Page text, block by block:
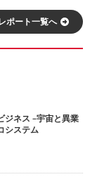
ポート⼀覧へ
ジネス –宇宙と異業
システム